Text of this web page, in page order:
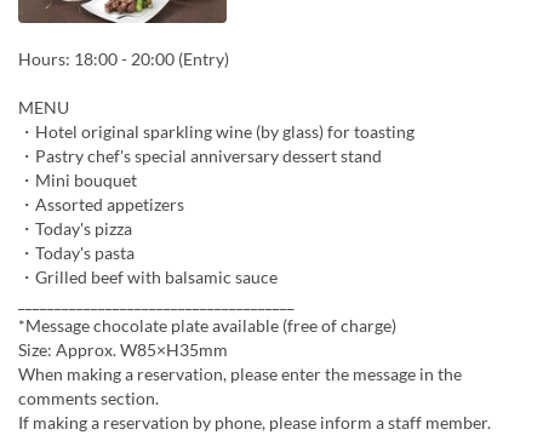
Hours: 18:00 - 20:00 (Entry)
MENU
・Hotel original sparkling wine (by glass) for toasting
・Pastry chef's special anniversary dessert stand
・Mini bouquet
・Assorted appetizers
・Today's pizza
・Today's pasta
・Grilled beef with balsamic sauce
*Message chocolate plate available (free of charge)
Size: Approx. W85×H35mm
When making a reservation, please enter the message in the
comments section.
If making a reservation by phone, please inform a staff member.